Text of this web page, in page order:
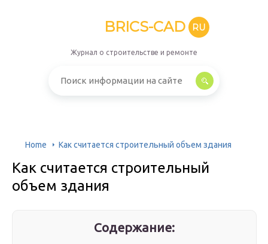
BRICS-CAD RU
Журнал о строительстве и ремонте
Home Как считается строительный объем здания
Как считается строительный
объем здания
Содержание: